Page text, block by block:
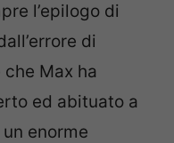
l’epilogo di
di
Max ha
ed abituato a
enorme